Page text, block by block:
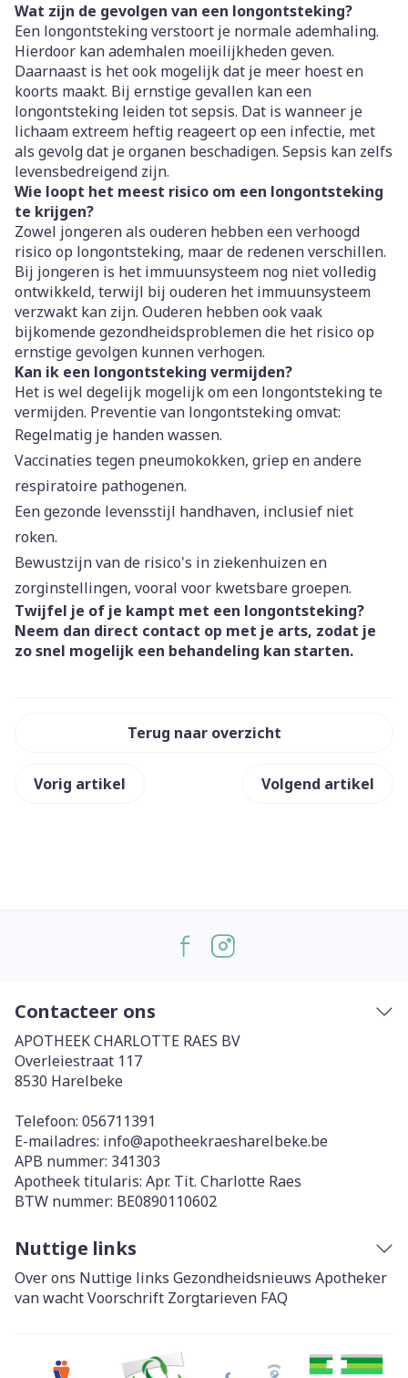
Wat zijn de gevolgen van een longontsteking?
Een longontsteking verstoort je normale ademhaling.
Hierdoor kan ademhalen moeilijkheden geven.
Daarnaast is het ook mogelijk dat je meer hoest en
koorts maakt. Bij ernstige gevallen kan een
longontsteking leiden tot sepsis. Dat is wanneer je
lichaam extreem heftig reageert op een infectie, met
als gevolg dat je organen beschadigen. Sepsis kan zelfs
levensbedreigend zijn.
Wie loopt het meest risico om een longontsteking
te krijgen?
Zowel jongeren als ouderen hebben een verhoogd
risico op longontsteking, maar de redenen verschillen.
Bij jongeren is het immuunsysteem nog niet volledig
ontwikkeld, terwijl bij ouderen het immuunsysteem
verzwakt kan zijn. Ouderen hebben ook vaak
bijkomende gezondheidsproblemen die het risico op
ernstige gevolgen kunnen verhogen.
Kan ik een longontsteking vermijden?
Het is wel degelijk mogelijk om een longontsteking te
vermijden. Preventie van longontsteking omvat:
Regelmatig je handen wassen.
Vaccinaties tegen pneumokokken, griep en andere
respiratoire pathogenen.
Een gezonde levensstijl handhaven, inclusief niet
roken.
Bewustzijn van de risico's in ziekenhuizen en
zorginstellingen, vooral voor kwetsbare groepen.
Twijfel je of je kampt met een longontsteking?
Neem dan direct contact op met je arts, zodat je
zo snel mogelijk een behandeling kan starten.
Terug naar overzicht
Vorig artikel Volgend artikel
Contacteer ons
APOTHEEK CHARLOTTE RAES BV
Overleiestraat 117
8530 Harelbeke
Telefoon: 056711391
E-mailadres: info@apotheekraesharelbeke.be
APB nummer: 341303
Apotheek titularis: Apr. Tit. Charlotte Raes
BTW nummer: BE0890110602
Nuttige links
Over ons Nuttige links Gezondheidsnieuws Apotheker
van wachtVoorschrift Zorgtarieven FAQ